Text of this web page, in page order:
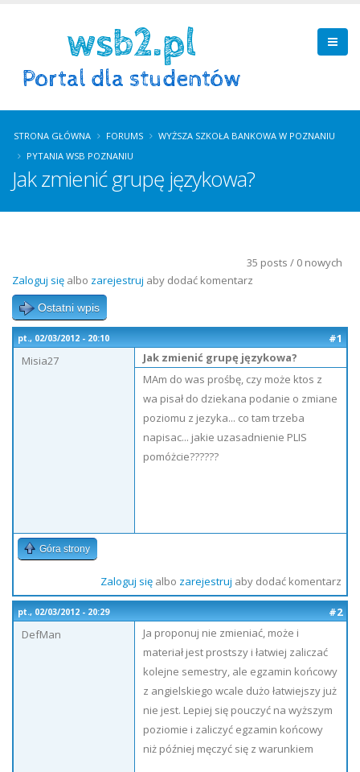
STRONA GŁÓWNA FORUMS
WYŻSZA SZKOŁA BANKOWA W POZNANIU
PYTANIA WSB POZNANIU
Jak zmienić grupę językowa?
35 posts / 0 nowych
Zaloguj się albo zarejestruj aby dodać komentarz
Ostatni wpis
pt., 02/03/2012 - 20:10
#1
Misia27
Jak zmienić grupę językowa?
MAm do was prośbę, czy może ktos z
wa pisał do dziekana podanie o zmiane
poziomu z jezyka... co tam trzeba
napisac... jakie uzasadnienie PLIS
pomóżcie??????
Góra strony
Zaloguj sięalbo zarejestruj aby dodać komentarz
pt., 02/03/2012 - 20:29
#2
DefMan
Ja proponuj nie zmieniać, może i
materiał jest prostszy i łatwiej zaliczać
kolejne semestry, ale egzamin końcowy
z angielskiego wcale dużo łatwiejszy już
nie jest. Lepiej się pouczyć na wyższym
poziomie i zaliczyć egzamin końcowy
niż później męczyć się z warunkiem